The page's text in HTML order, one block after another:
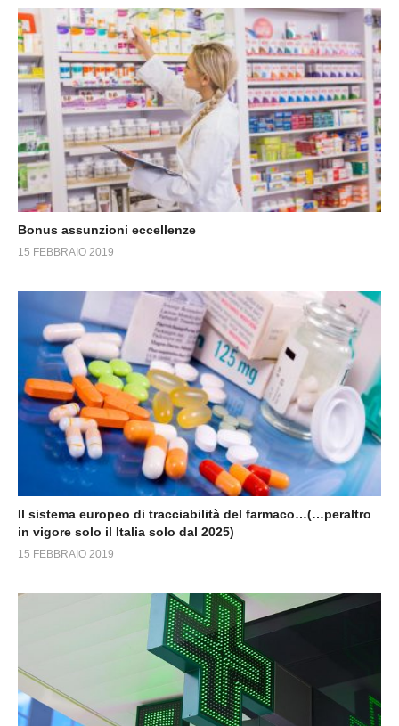
Bonus assunzioni eccellenze
15 FEBBRAIO 2019
Il sistema europeo di tracciabilità del farmaco…(…peraltro
in vigore solo il Italia solo dal 2025)
15 FEBBRAIO 2019